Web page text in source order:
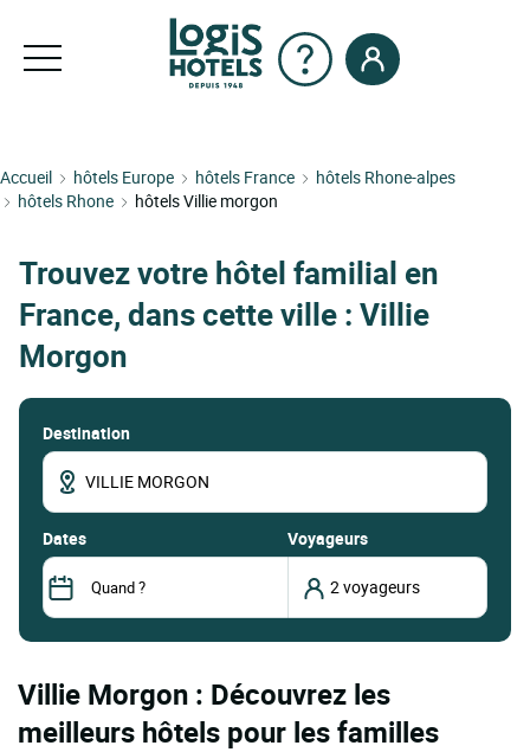
Accueil hôtels Europe hôtels France
hôtels Rhone-alpes
hôtels Rhone
hôtels Villie morgon
Trouvez votre hôtel familial en
France, dans cette ville : Villie
Morgon
Destination
dates Voyageurs
Villie Morgon : Découvrez les
meilleurs hôtels pour les familles